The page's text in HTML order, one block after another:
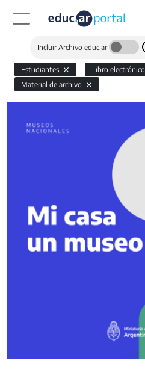
Incluir Archivo educ.ar
Estudiantes
Libro electrónico
Material de archivo